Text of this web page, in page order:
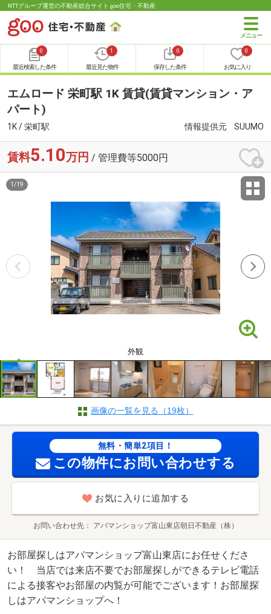
NTTグループ運営の不動産総合サイト goo住宅・不動産
0
最近検索した条件
1
最近見た物件
0
保存した条件
0
お気に入り
エムロード 栄町駅 1K 賃貸(賃貸マンション・ア
パート)
1K / 栄町駅 情報提供元 SUUMO
賃料5.10万円 / 管理費等5000円
外観
1 /19
画像の一覧を見る（19枚）
無料・簡単2項目！
この物件にお問い合わせする
お気に入りに追加する
お問い合わせ先 アパマンショップ富山東店朝日不動産（株）
お部屋探しはアパマンショップ富山東店にお任せくださ
い！ 当店では来店不要でお部屋探しができるテレビ電話
による接客やお部屋の内覧が可能でございます！お部屋探
しはアパマンショップへ！